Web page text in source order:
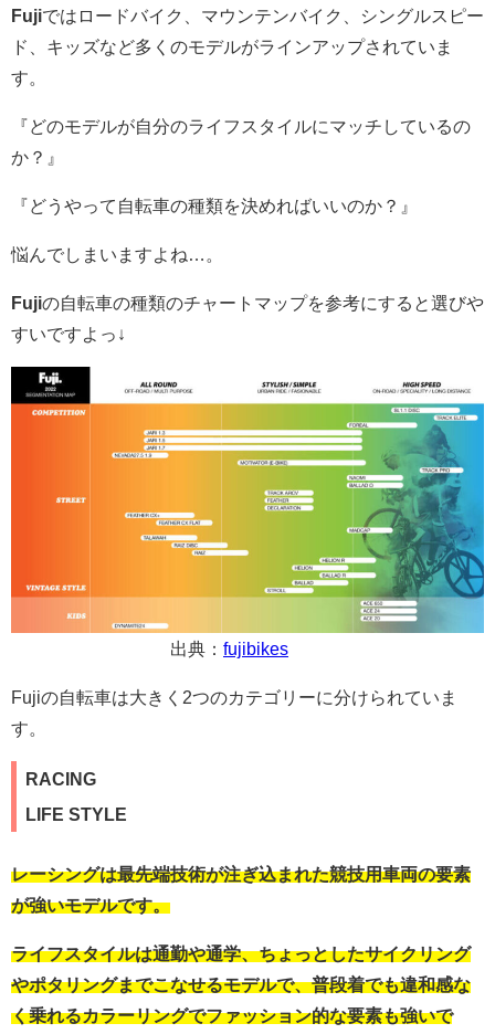
Fujiではロードバイク、マウンテンバイク、シングルスピー
ド、キッズなど多くのモデルがラインアップされていま
す。
『どのモデルが自分のライフスタイルにマッチしているの
か？』
『どうやって自転車の種類を決めればいいのか？』
悩んでしまいますよね…。
Fujiの自転車の種類のチャートマップを参考にすると選びや
すいですよっ↓
出典： fujibikes
Fujiの自転車は大きく2つのカテゴリーに分けられていま
す。
RACING
LIFE STYLE
レーシングは最先端技術が注ぎ込まれた競技用車両の要素
が強いモデルです。
ライフスタイルは通勤や通学、ちょっとしたサイクリング
やポタリングまでこなせるモデルで、普段着でも違和感な
く乗れるカラーリングでファッション的な要素も強いで